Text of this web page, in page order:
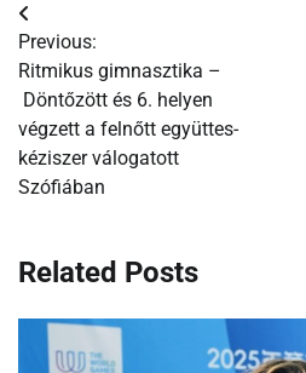
Bejegyzés
navigáció
Previous:
Ritmikus gimnasztika –
Döntőzött és 6. helyen
végzett a felnőtt együttes-
kéziszer válogatott
Szófiában
Related Posts